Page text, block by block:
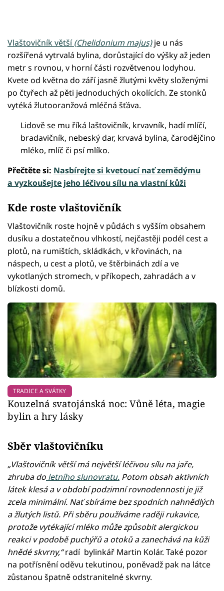
Vlaštovičník větší (Chelidonium majus)je u nás
rozšířená vytrvalá bylina, dorůstající do výšky až jeden
metr s rovnou, v horní části rozvětvenou lodyhou.
Kvete od května do září jasně žlutými květy složenými
po čtyřech až pěti jednoduchých okolících. Ze stonků
vytéká žlutooranžová mléčná šťáva.
Lidově se mu říká laštovičník, krvavník, hadí mlíčí,
bradavičník, nebeský dar, krvavá bylina, čarodějčino
mléko, mlíč či psí mlíko.
Přečtěte si: Nasbírejte si kvetoucí nať zemědýmu
a vyzkoušejte jeho léčivou sílu na vlastní kůži
Kde roste vlaštovičník
Vlaštovičník roste hojně v půdách s vyšším obsahem
dusíku a dostatečnou vlhkostí, nejčastěji podél cest a
plotů, na rumištích, skládkách, v křovinách, na
náspech, u cest a plotů, ve štěrbinách zdí a ve
vykotlaných stromech, v příkopech, zahradách a v
blízkosti domů.
TRADICE A SVÁTKY
Kouzelná svatojánská noc: Vůně léta, magie
bylin a hry lásky
Sběr vlaštovičníku
„Vlaštovičník větší má největší léčivou sílu na jaře,
zhruba do letního slunovratu. Potom obsah aktivních
látek klesá a v období podzimní rovnodennosti je již
zcela minimální. Nať sbíráme bez spodních nahnědlých
a žlutých listů. Při sběru používáme raději rukavice,
protože vytékající mléko může způsobit alergickou
reakci v podobě puchýřů a otoků a zanechává na kůži
hnědé skvrny,“radí bylinkář Martin Kolár. Také pozor
na potřísnění oděvu tekutinou, poněvadž pak na látce
zůstanou špatně odstranitelné skvrny.